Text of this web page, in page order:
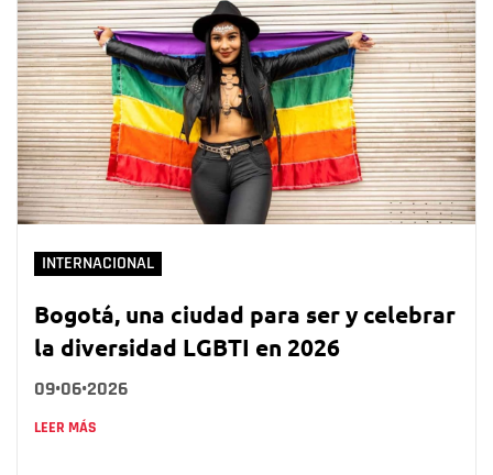
INTERNACIONAL
Bogotá, una ciudad para ser y celebrar
la diversidad LGBTI en 2026
09•06•2026
LEER MÁS